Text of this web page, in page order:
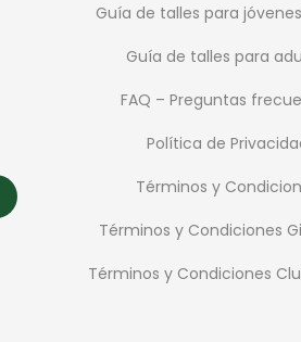
Guía de talles para
Guía de talles para
FAQ – Preguntas
Política de
Términos y
Términos y Condiciones
Términos y Condiciones